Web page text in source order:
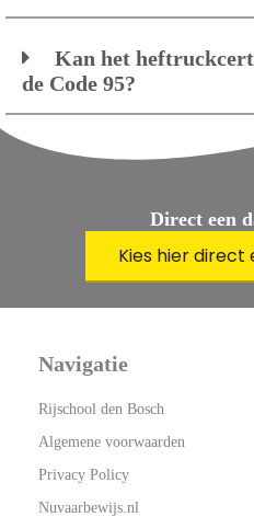
Kan het
de Code 95?
Direct een
Kies hier direct
Navigatie
Rijschool den Bosch
Algemene voorwaarden
Privacy Policy
Nuvaarbewijs.nl